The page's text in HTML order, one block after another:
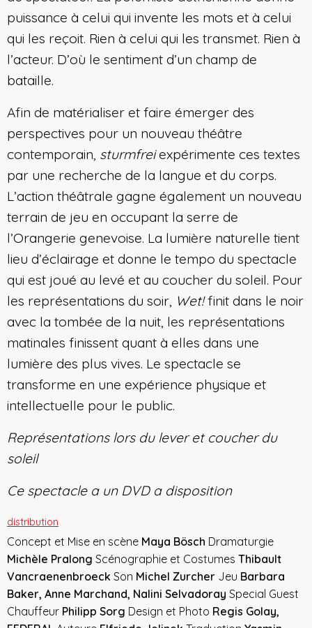
puissance à celui qui invente les mots et à celui
qui les reçoit. Rien à celui qui les transmet. Rien à
l’acteur. D’où le sentiment d’un champ de
bataille.
Afin de matérialiser et faire émerger des
perspectives pour un nouveau théâtre
contemporain, sturmfreiexpérimente ces textes
par une recherche de la langue et du corps.
L’action théâtrale gagne également un nouveau
terrain de jeu en occupant la serre de
l’Orangerie genevoise. La lumière naturelle tient
lieu d’éclairage et donne le tempo du spectacle
qui est joué au levé et au coucher du soleil. Pour
les représentations du soir, Wet!finit dans le noir
avec la tombée de la nuit, les représentations
matinales finissent quant à elles dans une
lumière des plus vives. Le spectacle se
transforme en une expérience physique et
intellectuelle pour le public.
Représentations lors du lever et coucher du
soleil
Ce spectacle a un DVD a disposition
distribution
Concept et Mise en scène Maya Bösch Dramaturgie
Michèle Pralong Scénographie et Costumes Thibault
Vancraenenbroeck Son Michel Zurcher Jeu Barbara
Baker, Anne Marchand, Nalini Selvadoray Special Guest
Chauffeur Philipp Sorg Design et Photo Regis Golay,